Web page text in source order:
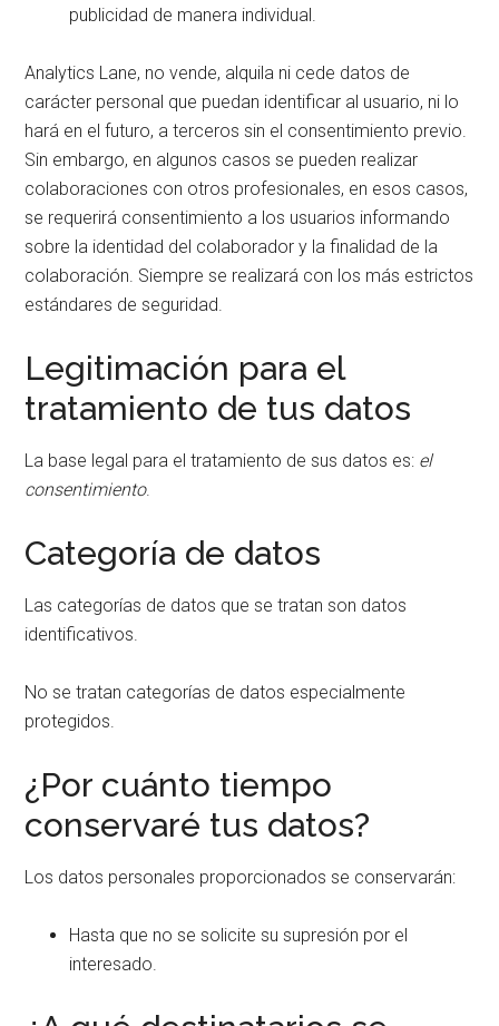
publicidad de manera individual.
Analytics Lane, no vende, alquila ni cede datos de
carácter personal que puedan identificar al usuario, ni lo
hará en el futuro, a terceros sin el consentimiento previo.
Sin embargo, en algunos casos se pueden realizar
colaboraciones con otros profesionales, en esos casos,
se requerirá consentimiento a los usuarios informando
sobre la identidad del colaborador y la finalidad de la
colaboración. Siempre se realizará con los más estrictos
estándares de seguridad.
Legitimación para el
tratamiento de tus datos
La base legal para el tratamiento de sus datos es: el
consentimiento.
Categoría de datos
Las categorías de datos que se tratan son datos
identificativos.
No se tratan categorías de datos especialmente
protegidos.
¿Por cuánto tiempo
conservaré tus datos?
Los datos personales proporcionados se conservarán:
Hasta que no se solicite su supresión por el
interesado.